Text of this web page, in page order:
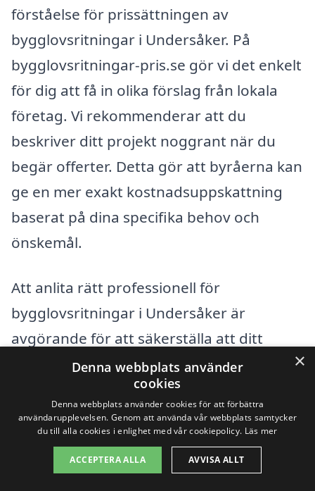
förståelse för prissättningen av
bygglovsritningar i Undersåker. På
bygglovsritningar-pris.se gör vi det enkelt
för dig att få in olika förslag från lokala
företag. Vi rekommenderar att du
beskriver ditt projekt noggrant när du
begär offerter. Detta gör att byråerna kan
ge en mer exakt kostnadsuppskattning
baserat på dina specifika behov och
önskemål.
Att anlita rätt professionell för
bygglovsritningar i Undersåker är
avgörande för att säkerställa att ditt
projekt börjar på rätt sätt och följer alla
lokala regler och bestämmelser. Oavsett
om du planerar att bygga ett nytt hus
eller renovera ett befintligt, kan vi hjälpa
dig att hitta rätt företag för dina
×
Denna webbplats använder
cookies
Denna webbplats använder cookies för att förbättra
användarupplevelsen. Genom att använda vår webbplats samtycker
du till alla cookies i enlighet med vår cookiepolicy. Läs mer
ACCEPTERA ALLA AVVISA ALLT